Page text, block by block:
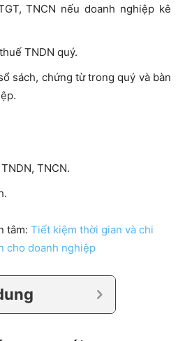
TNCN nếu doanh nghiệp kê
TNDN quý.
sách, chứng từ trong quý và bàn
TNCN.
tâm: Tiết kiệm thời gian và chi
cho doanh nghiệp